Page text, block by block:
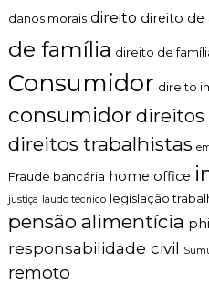
danos morais direito direito
de família direito de
Consumidor direito
consumidor direitos
direitos trabalhistas
Fraude bancária home office
justiça laudo técnico legislação
pensão alimentícia
responsabilidade civil
remoto